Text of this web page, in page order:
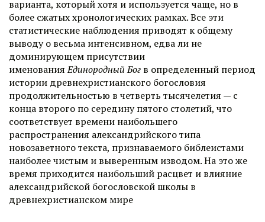
варианта, который хотя и используется чаще, но в
более сжатых хронологических рамках. Все эти
статистические наблюдения приводят к общему
выводу о весьма интенсивном, едва ли не
доминирующем присутствии
именованияЕдинородный Бог в определенный период
истории древнехристианского богословия
продолжительностью в четверть тысячелетия — с
конца второго по середину пятого столетий, что
соответствует времени наибольшего
распространения александрийского типа
новозаветного текста, признаваемого библеистами
наиболее чистым и выверенным изводом. На это же
время приходится наибольший расцвет и влияние
александрийской богословской школы в
древнехристианском мире